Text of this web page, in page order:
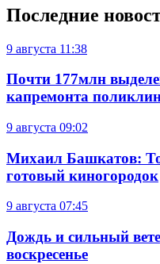
Последние
9 августа 11:38
Почти 177млн
капремонта
9 августа 09:02
Михаил Башкатов:
готовый киногородок
9 августа 07:45
Дождь и сильный
воскресенье